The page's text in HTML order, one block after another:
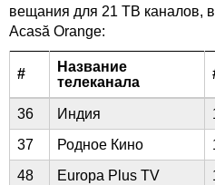
вещания для 21 ТВ каналов,
Acasă Orange:
#
Название
телеканала
36 Индия
37
Родное Кино
48
Europa Plus TV